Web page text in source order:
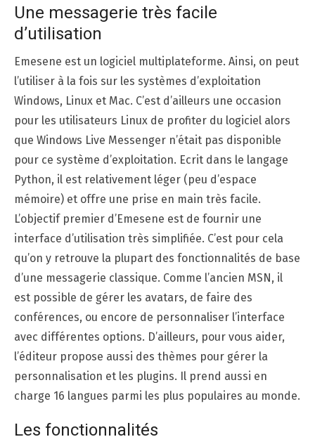
Une messagerie très facile
d’utilisation
Emesene est un logiciel multiplateforme. Ainsi, on peut
l’utiliser à la fois sur les systèmes d’exploitation
Windows, Linux et Mac. C’est d’ailleurs une occasion
pour les utilisateurs Linux de profiter du logiciel alors
que Windows Live Messenger n’était pas disponible
pour ce système d’exploitation. Ecrit dans le langage
Python, il est relativement léger (peu d’espace
mémoire) et offre une prise en main très facile.
L’objectif premier d’Emesene est de fournir une
interface d’utilisation très simplifiée. C’est pour cela
qu’on y retrouve la plupart des fonctionnalités de base
d’une messagerie classique. Comme l’ancien MSN, il
est possible de gérer les avatars, de faire des
conférences, ou encore de personnaliser l’interface
avec différentes options. D’ailleurs, pour vous aider,
l’éditeur propose aussi des thèmes pour gérer la
personnalisation et les plugins. Il prend aussi en
charge 16 langues parmi les plus populaires au monde.
Les fonctionnalités